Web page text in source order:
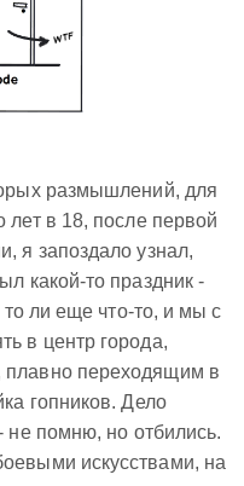
размышлений, для
лет в 18, после первой
я запоздало узнал,
какой-то праздник -
ли еще что-то, и мы с
в центр города,
плавно переходящим в
гопников. Дело
не помню, но отбились.
искусствами, на